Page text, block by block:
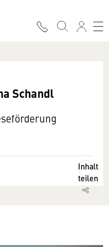
Schandl
Inhalt
teilen